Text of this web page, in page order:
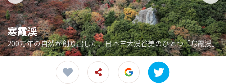
寒霞渓
200万年の自然が創り出した、日本三大渓谷美のひとつ「寒霞渓」